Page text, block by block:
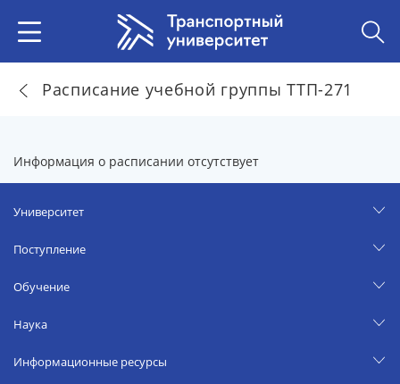
Расписание учебной группы ТТП-271
Информация о расписании отсутствует
Университет
Поступление
Обучение
Наука
Информационные ресурсы